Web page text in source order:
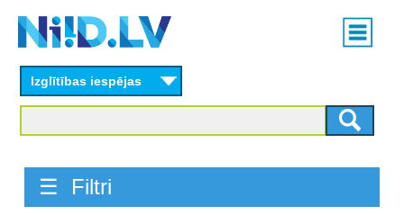
content
Main
menu
Izglītības iespējas
☰ Filtri